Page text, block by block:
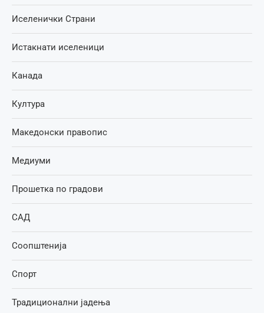
Иселенички Страни
Истакнати иселеници
Канада
Култура
Македонски правопис
Медиуми
Прошетка по градови
САД
Соопштенија
Спорт
Традиционални јадења